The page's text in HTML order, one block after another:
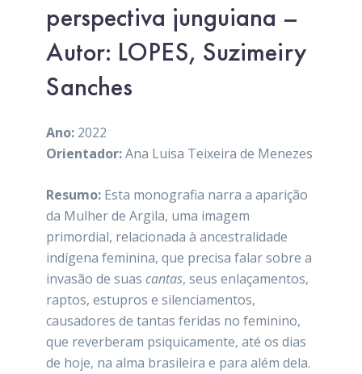
perspectiva junguiana –
Autor: LOPES, Suzimeiry
Sanches
Ano: 2022
Orientador:Ana Luisa Teixeira de Menezes
Resumo: Esta monografia narra a aparição
da Mulher de Argila, uma imagem
primordial, relacionada à ancestralidade
indígena feminina, que precisa falar sobre a
invasão de suascantas, seus enlaçamentos,
raptos, estupros e silenciamentos,
causadores de tantas feridas no feminino,
que reverberam psiquicamente, até os dias
de hoje, na alma brasileira e para além dela.